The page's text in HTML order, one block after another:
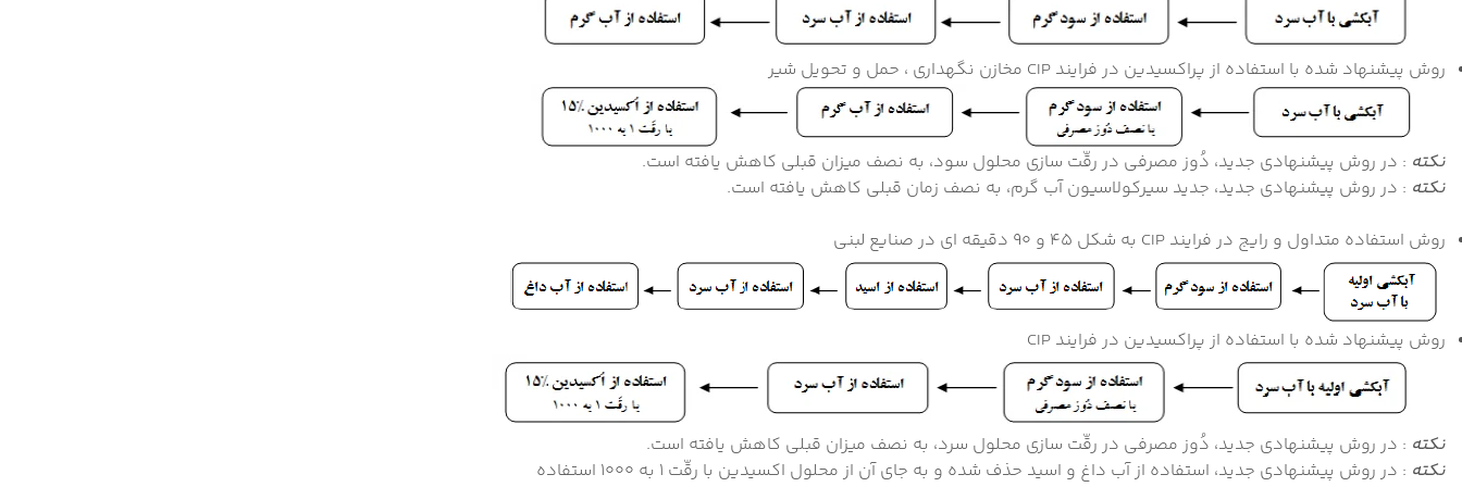
روش پیشنهاد شده با استفاده از پراکسیدین در فرایند CIP مخازن نگهداری ، حمل و تحویل شیر
نکته : در روش پیشنهادی جدید، دُوز مصرفی در رقّت سازی محلول سود، به نصف میزان قبلی کاهش یافته است.
نکته : در روش پیشنهادی جدید، جدید سیرکولاسیون آب گرم، به نصف زمان قبلی کاهش یافته است.
روش استفاده متداول و رایج در فرایند CIP به شکل 45 و 90 دقیقه ای در صنایع لبنی
روش پیشنهاد شده با استفاده از پراکسیدین در فرایند CIP
نکته : در روش پیشنهادی جدید، دُوز مصرفی در رقّت سازی محلول سرد، به نصف میزان قبلی کاهش یافته است.
نکته
: در روش پیشنهادی جدید، استفاده از آب داغ و اسید حذف شده و به جای آن از محلول اکسیدین با رقّت 1 به 1000 استفاده